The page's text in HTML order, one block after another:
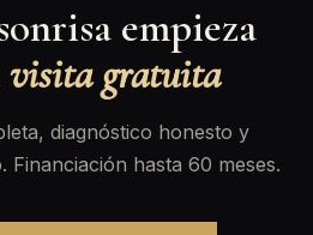
empieza
visita gratuita
diagnóstico honesto y
Financiación hasta 60 meses.